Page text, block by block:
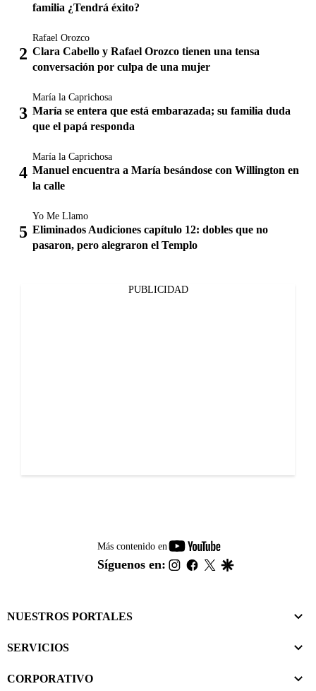
familia ¿Tendrá éxito?
Rafael Orozco
Clara Cabello y Rafael Orozco tienen una tensa
conversación por culpa de una mujer
María la Caprichosa
María se entera que está embarazada; su familia duda
que el papá responda
María la Caprichosa
Manuel encuentra a María besándose con Willington en
la calle
Yo Me Llamo
Eliminados Audiciones capítulo 12: dobles que no
pasaron, pero alegraron el Templo
PUBLICIDAD
Más contenido en
youtube-
footer
Síguenos en: instagram
facebook
twitter
NUESTROS PORTALES
SERVICIOS
CORPORATIVO